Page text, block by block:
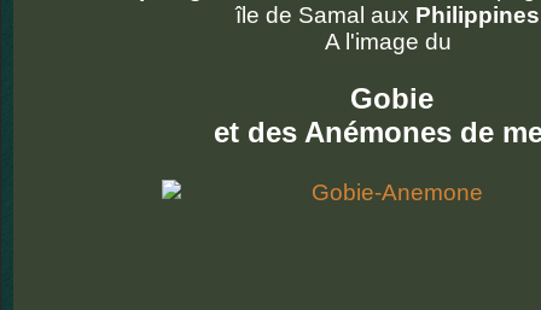
île de Samal aux Philippines
A l'image du
Gobie
et des Anémones de